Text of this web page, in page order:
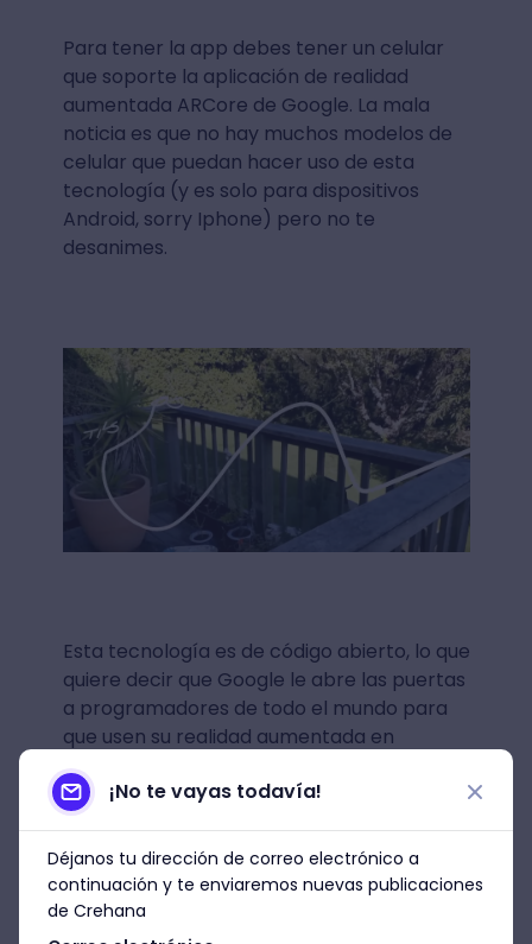
Para tener la app debes tener un celular
que soporte la aplicación de realidad
aumentada ARCore de Google. La mala
noticia es que no hay muchos modelos de
celular que puedan hacer uso de esta
tecnología (y es solo para dispositivos
Android, sorry Iphone) pero no te
desanimes.
Esta tecnología es de código abierto, lo que
quiere decir que Google le abre las puertas
a programadores de todo el mundo para
que usen su realidad aumentada en
proyectos nuevos.
Tal vez pronto veamos nuevas apps de
realidad aumentada que sean más
inclusivas ¡no desesperen!
¡No te vayas todavía!
Déjanos tu dirección de correo electrónico a
continuación y te enviaremos nuevas publicaciones
de Crehana